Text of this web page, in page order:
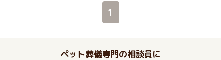
1
ペット葬儀専門の相談員に